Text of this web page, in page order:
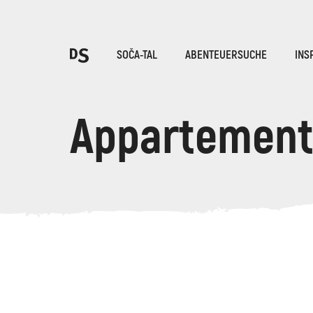
SOČA-TAL ABENTEUERSUCHE
TOLMINER KLAMMEN